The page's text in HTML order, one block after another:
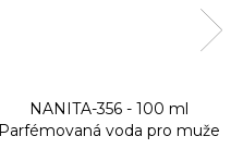
NANITA-356 - 100 ml
Parfémovaná voda pro muže